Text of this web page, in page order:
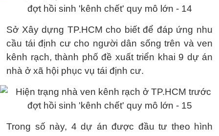
Sở Xây dựng TP.HCM cho biết để đáp ứng nhu
cầu tái định cư cho người dân sống trên và ven
kênh rạch, thành phố đề xuất triển khai 9 dự án
nhà ở xã hội phục vụ tái định cư.
Trong số này, 4 dự án được đầu tư theo hình